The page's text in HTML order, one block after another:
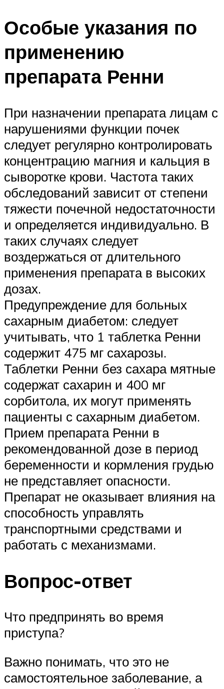
Особые указания по
применению
препарата Ренни
При назначении препарата лицам с
нарушениями функции почек
следует регулярно контролировать
концентрацию магния и кальция в
сыворотке крови. Частота таких
обследований зависит от степени
тяжести почечной недостаточности
и определяется индивидуально. В
таких случаях следует
воздержаться от длительного
применения препарата в высоких
дозах.
Предупреждение для больных
сахарным диабетом: следует
учитывать, что 1 таблетка Ренни
содержит 475 мг сахарозы.
Таблетки Ренни без сахара мятные
содержат сахарин и 400 мг
сорбитола, их могут применять
пациенты с сахарным диабетом.
Прием препарата Ренни в
рекомендованной дозе в период
беременности и кормления грудью
не представляет опасности.
Препарат не оказывает влияния на
способность управлять
транспортными средствами и
работать с механизмами.
Вопрос-ответ
Что предпринять во время
приступа?
Важно понимать, что это не
самостоятельное заболевание, а